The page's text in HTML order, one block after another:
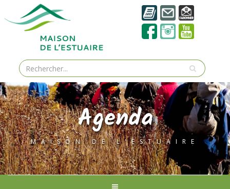
Agenda
MAISON DE L'ESTUAIRE